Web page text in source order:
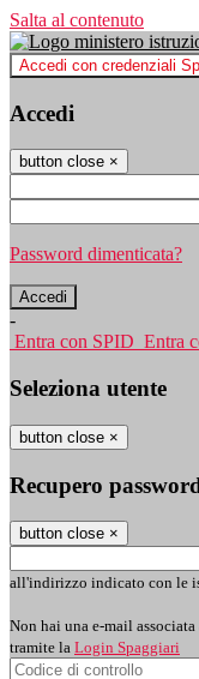
Salta al contenuto
Accedi con credenziali
Accedi
button close ×
Password dimenticata?
-
Entra con SPID Entra
Seleziona utente
button close ×
Recupero
button close ×
all'indirizzo indicato con le
Non hai una e-mail
tramite la Login Spaggiari